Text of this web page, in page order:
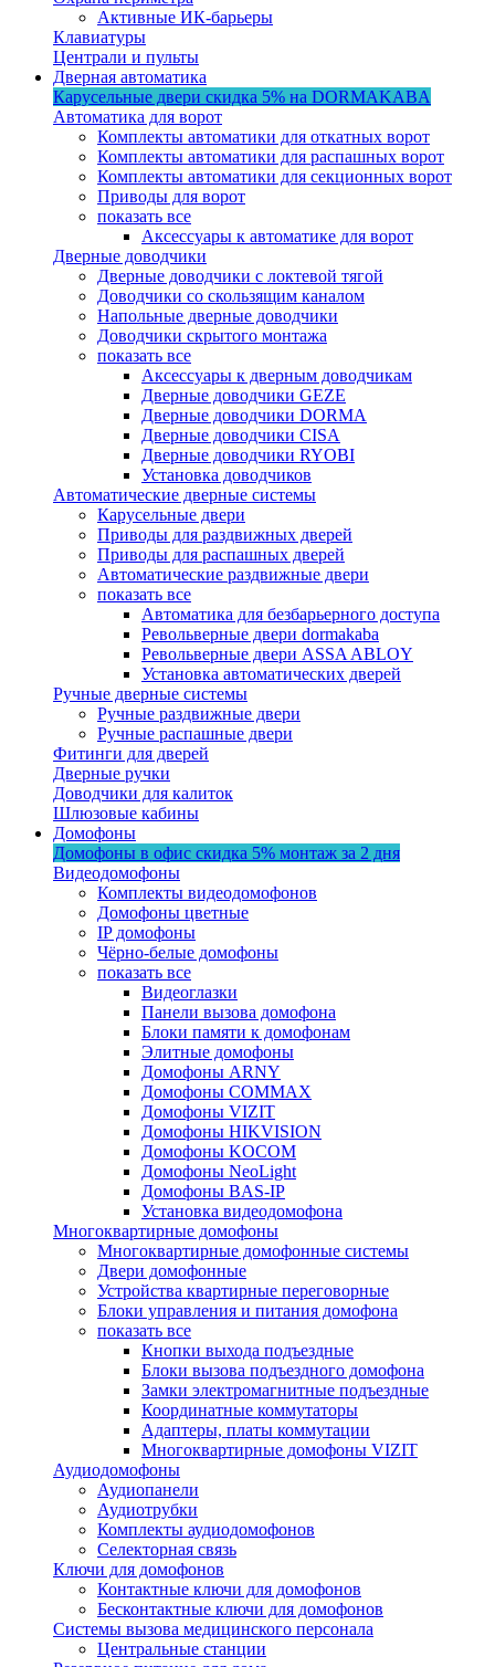
Активные ИК-барьеры
Клавиатуры
Централи и пульты
Дверная автоматика
Карусельные двери скидка 5% на DORMAKABA
Автоматика для ворот
Комплекты автоматики для откатных ворот
Комплекты автоматики для распашных ворот
Комплекты автоматики для секционных ворот
Приводы для ворот
показать все
Аксессуары к автоматике для ворот
Дверные доводчики
Дверные доводчики с локтевой тягой
Доводчики со скользящим каналом
Напольные дверные доводчики
Доводчики скрытого монтажа
показать все
Аксессуары к дверным доводчикам
Дверные доводчики GEZE
Дверные доводчики DORMA
Дверные доводчики CISA
Дверные доводчики RYOBI
Установка доводчиков
Автоматические дверные системы
Карусельные двери
Приводы для раздвижных дверей
Приводы для распашных дверей
Автоматические раздвижные двери
показать все
Автоматика для безбарьерного доступа
Револьверные двери dormakaba
Револьверные двери ASSA ABLOY
Установка автоматических дверей
Ручные дверные системы
Ручные раздвижные двери
Ручные распашные двери
Фитинги для дверей
Дверные ручки
Доводчики для калиток
Шлюзовые кабины
Домофоны
Домофоны в офис скидка 5% монтаж за 2 дня
Видеодомофоны
Комплекты видеодомофонов
Домофоны цветные
IP домофоны
Чёрно-белые домофоны
показать все
Видеоглазки
Панели вызова домофона
Блоки памяти к домофонам
Элитные домофоны
Домофоны ARNY
Домофоны COMMAX
Домофоны VIZIT
Домофоны HIKVISION
Домофоны KOCOM
Домофоны NeoLight
Домофоны BAS-IP
Установка видеодомофона
Многоквартирные домофоны
Многоквартирные домофонные системы
Двери домофонные
Устройства квартирные переговорные
Блоки управления и питания домофона
показать все
Кнопки выхода подъездные
Блоки вызова подъездного домофона
Замки электромагнитные подъездные
Координатные коммутаторы
Адаптеры, платы коммутации
Многоквартирные домофоны VIZIT
Аудиодомофоны
Аудиопанели
Аудиотрубки
Комплекты аудиодомофонов
Селекторная связь
Ключи для домофонов
Контактные ключи для домофонов
Бесконтактные ключи для домофонов
Системы вызова медицинского персонала
Центральные станции